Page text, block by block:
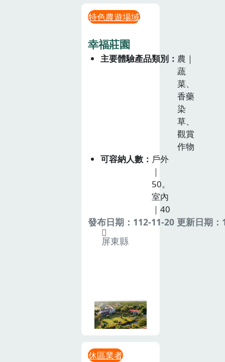
特色農遊場域
幸福莊園
主要體驗產品類別
農｜
蔬
菜、
香藥
染
草、
觀賞
作物
可容納人數
戶外
｜
50。
室內
｜40
發布日期：112-11-20 更新日期
屏東縣
休區業者